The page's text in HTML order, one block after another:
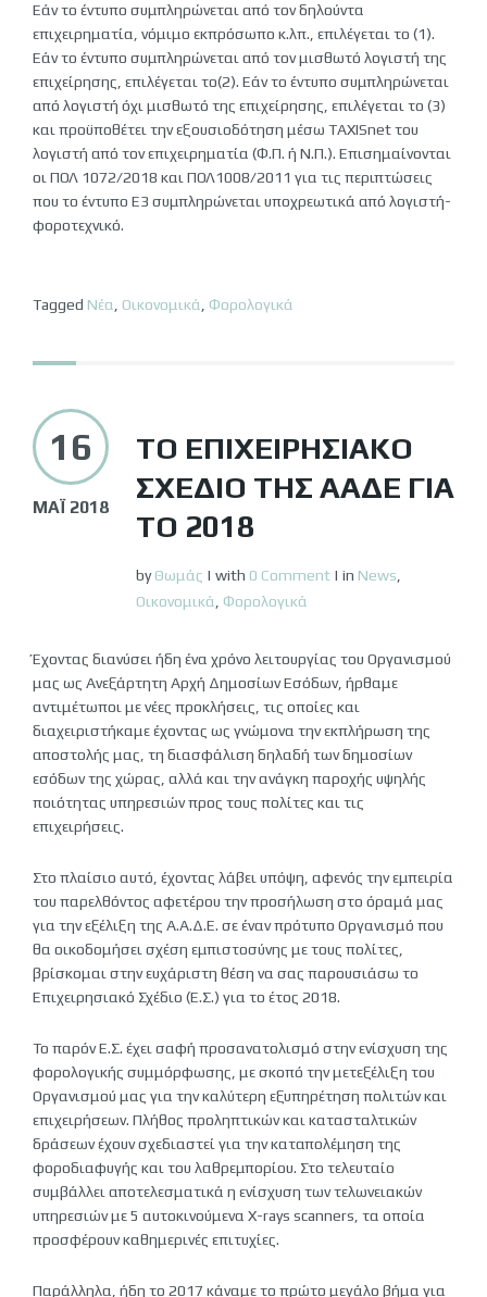
Εάν το έντυπο συμπληρώνεται από τον δηλούντα
επιχειρηματία, νόμιμο εκπρόσωπο κ.λπ., επιλέγεται το (1).
Εάν το έντυπο συμπληρώνεται από τον μισθωτό λογιστή της
επιχείρησης, επιλέγεται το(2). Εάν το έντυπο συμπληρώνεται
από λογιστή όχι μισθωτό της επιχείρησης, επιλέγεται το (3)
και προϋποθέτει την εξουσιοδότηση μέσω TAXISnet του
λογιστή από τον επιχειρηματία (Φ.Π. ή Ν.Π.). Επισημαίνονται
οι ΠΟΛ 1072/2018 και ΠΟΛ1008/2011 για τις περιπτώσεις
που το έντυπο Ε3 συμπληρώνεται υποχρεωτικά από λογιστή-
φοροτεχνικό.
Tagged Νέα Οικονομικά Φορολογικά
16
ΜΆΙ 2018
ΤΟ ΕΠΙΧΕΙΡΗΣΙΑΚΌ
ΣΧΈΔΙΟ ΤΗΣ ΑΑΔΕ ΓΙΑ
ΤΟ 2018
byΘωμάς | with 0 Comment | in News
Οικονομικά
Φορολογικά
Έχοντας διανύσει ήδη ένα χρόνο λειτουργίας του Οργανισμού
μας ως Ανεξάρτητη Αρχή Δημοσίων Εσόδων, ήρθαμε
αντιμέτωποι με νέες προκλήσεις, τις οποίες και
διαχειριστήκαμε έχοντας ως γνώμονα την εκπλήρωση της
αποστολής μας, τη διασφάλιση δηλαδή των δημοσίων
εσόδων της χώρας, αλλά και την ανάγκη παροχής υψηλής
ποιότητας υπηρεσιών προς τους πολίτες και τις
επιχειρήσεις.
Στο πλαίσιο αυτό, έχοντας λάβει υπόψη, αφενός την εμπειρία
του παρελθόντος αφετέρου την προσήλωση στο όραμά μας
για την εξέλιξη της Α.Α.Δ.Ε. σε έναν πρότυπο Οργανισμό που
θα οικοδομήσει σχέση εμπιστοσύνης με τους πολίτες,
βρίσκομαι στην ευχάριστη θέση να σας παρουσιάσω το
Επιχειρησιακό Σχέδιο (Ε.Σ.) για το έτος 2018.
Το παρόν Ε.Σ. έχει σαφή προσανατολισμό στην ενίσχυση της
φορολογικής συμμόρφωσης, με σκοπό την μετεξέλιξη του
Οργανισμού μας για την καλύτερη εξυπηρέτηση πολιτών και
επιχειρήσεων. Πλήθος προληπτικών και κατασταλτικών
δράσεων έχουν σχεδιαστεί για την καταπολέμηση της
φοροδιαφυγής και του λαθρεμπορίου. Στο τελευταίο
συμβάλλει αποτελεσματικά η ενίσχυση των τελωνειακών
υπηρεσιών με 5 αυτοκινούμενα X-rays scanners, τα οποία
προσφέρουν καθημερινές επιτυχίες.
Παράλληλα, ήδη το 2017 κάναμε το πρώτο μεγάλο βήμα για